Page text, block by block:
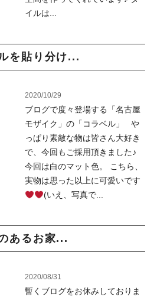
イルは...
を貼り分け...
2020/10/29
ブログで度々登場する「名古屋
モザイク」の「コラベル」 や
っぱり素敵な物は皆さん大好き
で、今回もご採用頂きました♪
今回は白のマット色。 こちら、
実物は思った以上に可愛いです
(いえ、写真で...
あるお家...
2020/08/31
暫くブログをお休みしておりま